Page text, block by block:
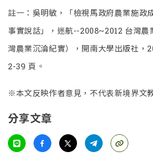
註一：吳明敏，「檢視馬政府農業施政
事實說話」，迷航--2008~2012 台灣農
灣農業沉淪紀實），開南大學出版社，
2-39 頁。
※本文反映作者意見，不代表新境界文
分享文章